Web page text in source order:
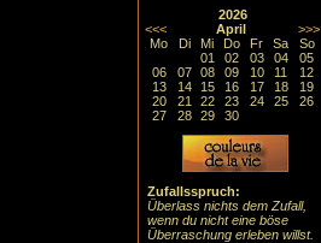
2026
<<<
April
>>>
Mo
Di Mi Do Fr Sa
So
01
02 03 04
05
06
07 08 09 10 11
12
13
14 15 16 17 18
19
20
21 22 23 24 25
26
27
28 29 30
Zufallsspruch:
Überlass nichts dem Zufall,
wenn du nicht eine böse
Überraschung erleben willst.